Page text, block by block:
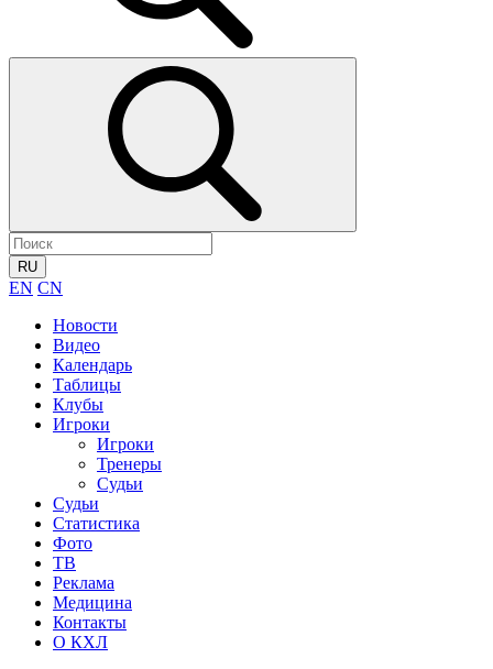
RU
EN CN
Новости
Видео
Календарь
Таблицы
Клубы
Игроки
Игроки
Тренеры
Судьи
Судьи
Статистика
Фото
ТВ
Реклама
Медицина
Контакты
О КХЛ